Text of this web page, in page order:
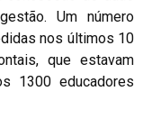
Um número
nos últimos 10
que estavam
1300 educadores